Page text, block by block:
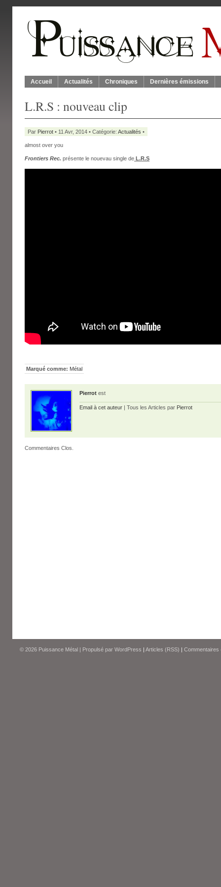
Accueil Actualités Chroniques Dernières émissions
L.R.S : nouveau clip
Par Pierrot • 11 Avr, 2014 • Catégorie: Actualités •
almost over you
Frontiers Rec. présente le nouevau single de L.R.S
Marqué comme: Métal
Pierrot est
Email à cet auteur | Tous les Articles par Pierrot
Commentaires Clos.
© 2026 Puissance Métal | Propulsé par WordPress | Articles (RSS) | Commentaires